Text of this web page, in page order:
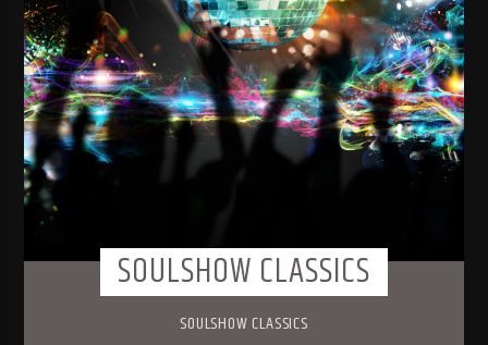
SOULSHOW CLASSICS
SOULSHOW CLASSICS